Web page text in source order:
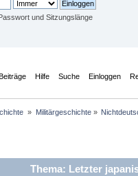
und Sitzungslänge
Hilfe Suche Einloggen
» Militärgeschichte»
Thema: Letzter